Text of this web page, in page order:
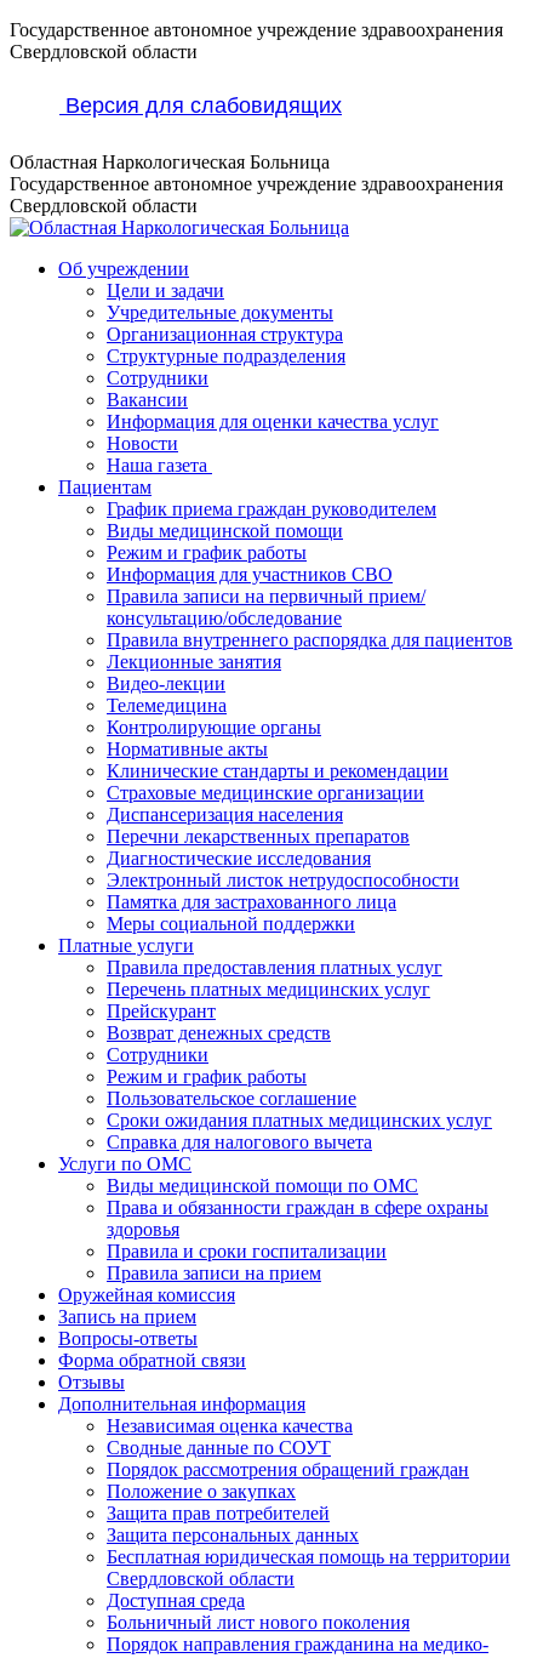
Перейти
к
Государственное автономное учреждение здравоохранения
Свердловской области
Версия для слабовидящих
Областная Наркологическая Больница
Государственное автономное учреждение здравоохранения
Свердловской области
Об учреждении
Цели и задачи
Учредительные документы
Организационная структура
Структурные подразделения
Сотрудники
Вакансии
Информация для оценки качества услуг
Новости
​​Наша газета
Пациентам
График приема граждан руководителем
Виды медицинской помощи
Режим и график работы
Информация для участников СВО
Правила записи на первичный прием/
консультацию/обследование
Правила внутреннего распорядка для пациентов
Лекционные занятия
Видео-лекции
Телемедицина
Контролирующие органы
Нормативные акты
Клинические стандарты и рекомендации
Страховые медицинские организации
Диспансеризация населения
Перечни лекарственных препаратов
Диагностические исследования
Электронный листок нетрудоспособности
Памятка для застрахованного лица
Меры социальной поддержки
Платные услуги
Правила предоставления платных услуг
Перечень платных медицинских услуг
Прейскурант
Возврат денежных средств
Сотрудники
Режим и график работы
Пользовательское соглашение
Сроки ожидания платных медицинских услуг
Справка для налогового вычета
Услуги по ОМС
Виды медицинской помощи по ОМС
Права и обязанности граждан в сфере охраны
здоровья
Правила и сроки госпитализации
Правила записи на прием
Оружейная комиссия
Запись на прием
Вопросы-ответы
Форма обратной связи
Отзывы
Дополнительная информация
Независимая оценка качества
Сводные данные по СОУТ
Порядок рассмотрения обращений граждан
Положение о закупках
Защита прав потребителей
Защита персональных данных
Бесплатная юридическая помощь на территории
Свердловской области
Доступная среда
Больничный лист нового поколения
Порядок направления гражданина на медико-